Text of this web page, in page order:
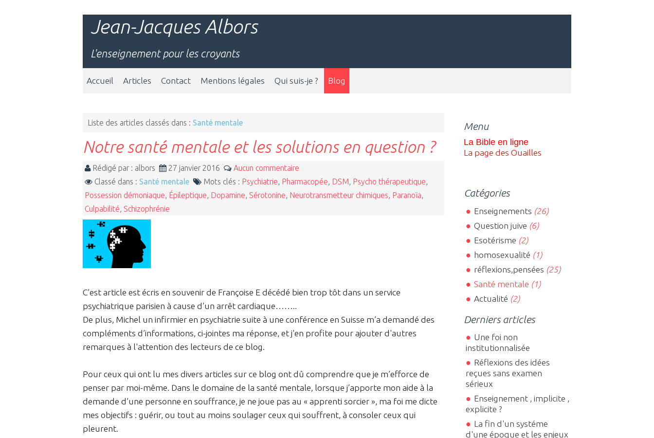
Jean-Jacques Albors
L'enseignement pour les croyants
Accueil Articles Contact Mentions légales Qui suis-je ? Blog
Liste des articles classés dans : Santé mentale
Notre santé mentale et les solutions en question ?
Rédigé par : albors 27 janvier 2016
Aucun commentaire
Classé dans : Santé mentale Mots clés : Psychiatrie Pharmacopée DSM Psycho thérapeutique
Possession démoniaque Épileptique Dopamine Sérotonine Neurotransmetteur chimiques Paranoïa
Culpabilité Schizophrénie
C’est article est écris en souvenir de Françoise E décédé bien trop tôt dans un service
psychiatrique parisien à cause d’un arrêt cardiaque……..
De plus, Michel un infirmier en psychiatrie suite à une conférence en Suisse m’a demandé des
compléments d’informations, ci-jointes ma réponse, et j'en profite pour ajouter d'autres
remarques à l'attention des lecteurs de ce blog.
Pour ceux qui ont lu mes divers articles sur ce blog ont dû comprendre que je m’efforce de
penser par moi-même. Dans le domaine de la santé mentale, lorsque j’apporte mon aide à la
demande d’une personne en souffrance, je ne joue pas au « apprenti sorcier », ma foi me dicte
mes objectifs : guérir, ou tout au moins soulager ceux qui souffrent, à consoler ceux qui
pleurent.
Menu
La Bible en ligne
La page des Ouailles
Catégories
Enseignements (26)
Question juive (6)
Esotérisme (2)
homosexualité (1)
réflexions,pensées (25)
Santé mentale (1)
Actualité (2)
Derniers articles
Une foi non
institutionnalisée
Réflexions des idées
reçues sans examen
sérieux
Enseignement , implicite ,
explicite ?
La fin d'un systéme
d'une époque et les enjeux